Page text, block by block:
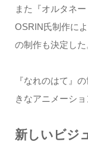
また『オルタネ
OSRIN氏制作に
の制作も決定した
『なれのはて』
きなアニメーシ
新しいビジ